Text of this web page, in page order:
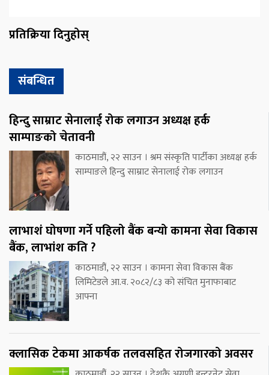
प्रतिक्रिया दिनुहोस्
संबन्धित
हिन्दु साम्राट सेनालाई रोक लगाउन अध्यक्ष हर्क
साम्पाङको चेतावनी
काठमाडौं, २२ साउन । श्रम संस्कृति पार्टीका अध्यक्ष हर्क
साम्पाङले हिन्दु साम्राट सेनालाई रोक लगाउन
लाभाशं घोषणा गर्ने पहिलो बैंक बन्यो कामना सेवा विकास
बैंक, लाभांश कति ?
काठमाडौं, २२ साउन । कामना सेवा विकास बैंक
लिमिटेडले आ.व. २०८२/८३ को संचित मुनाफाबाट
आफ्ना
क्लासिक टेकमा आकर्षक तलवसहित रोजगारको अवसर